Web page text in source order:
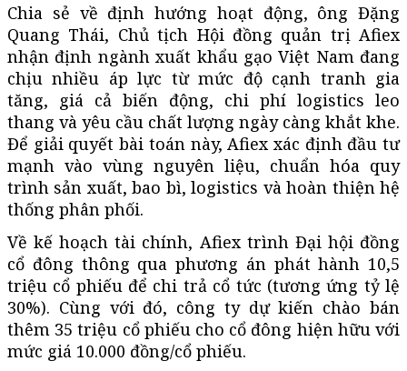
Chia sẻ về định hướng hoạt động, ông Đặng
Quang Thái, Chủ tịch Hội đồng quản trị Afiex
nhận định ngành xuất khẩu gạo Việt Nam đang
chịu nhiều áp lực từ mức độ cạnh tranh gia
tăng, giá cả biến động, chi phí logistics leo
thang và yêu cầu chất lượng ngày càng khắt khe.
Để giải quyết bài toán này, Afiex xác định đầu tư
mạnh vào vùng nguyên liệu, chuẩn hóa quy
trình sản xuất, bao bì, logistics và hoàn thiện hệ
thống phân phối.
Về kế hoạch tài chính, Afiex trình Đại hội đồng
cổ đông thông qua phương án phát hành 10,5
triệu cổ phiếu để chi trả cổ tức (tương ứng tỷ lệ
30%). Cùng với đó, công ty dự kiến chào bán
thêm 35 triệu cổ phiếu cho cổ đông hiện hữu với
mức giá 10.000 đồng/cổ phiếu.